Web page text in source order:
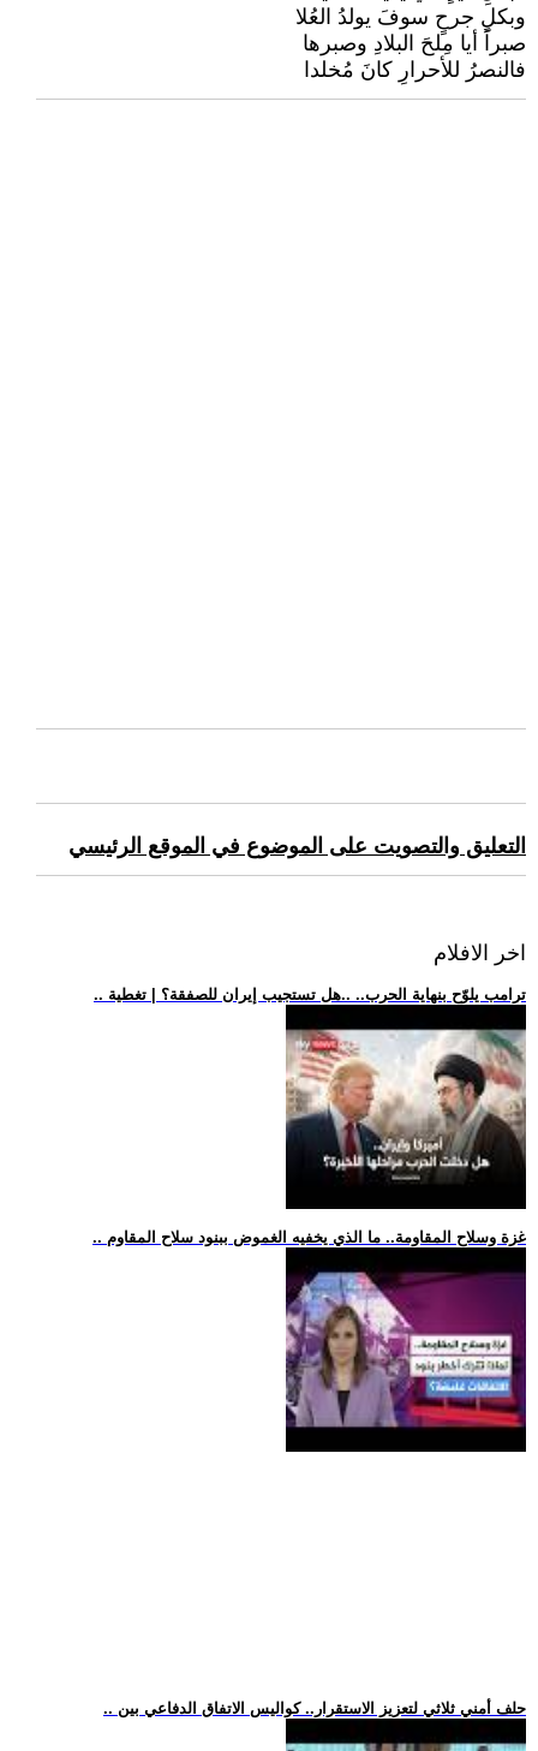
وبكلِ جرحٍ سوفَ يولدُ العُلا
​صبراً أيا مِلحَ البلادِ وصبرها
فالنصرُ للأحرارِ كانَ مُخلدا
التعليق والتصويت على الموضوع في الموقع الرئيسي
اخر الافلام
.. ترامب يلوّح بنهاية الحرب.. ..هل تستجيب إيران للصفقة؟ | تغطية
.. غزة وسلاح المقاومة.. ما الذي يخفيه الغموض ببنود سلاح المقاوم
.. حلف أمني ثلاثي لتعزيز الاستقرار.. كواليس الاتفاق الدفاعي بين